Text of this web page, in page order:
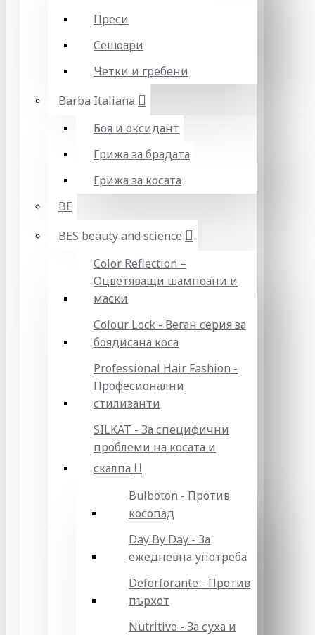
Преси
Сешоари
Четки и гребени
Barba Italiana
Боя и оксидант
Грижа за брадата
Грижа за косата
BE
BES beauty and science
Color Reflection –
Оцветяващи шампоани и
маски
Colour Lock - Веган серия за
боядисана коса
Professional Hair Fashion -
Професионални
стилизанти
SILKAT - За специфични
проблеми на косата и
скалпа
Bulboton - Против
косопад
Day By Day - За
ежедневна употреба
Deforforante - Против
пърхот
Nutritivo - За суха и